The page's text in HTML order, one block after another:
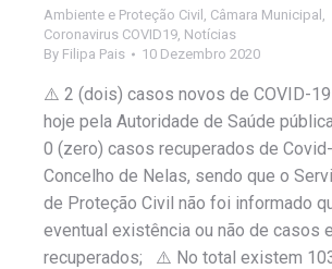
Ambiente e Proteção Civil Câmara Municipal
Coronavirus COVID19 Notícias
By Filipa Pais 10 Dezembro 2020
⚠️ 2 (dois) casos novos de COVID-
hoje pela Autoridade de Saúde
0 (zero) casos recuperados de
Concelho de Nelas, sendo que o
de Proteção Civil não foi informado
eventual existência ou não de casos
recuperados; ⚠️ No total existem 103